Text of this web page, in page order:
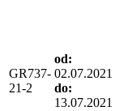
GR737-
21-2
od:
02.07.2021
do:
13.07.2021